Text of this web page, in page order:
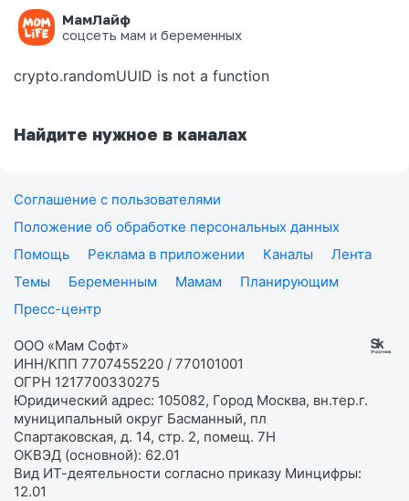
МамЛайф
соцсеть мам и беременных
Ошибка на странице
crypto.randomUUID is not a function
Найдите нужное в каналах
Соглашение с пользователями
Положение об обработке персональных данных
Помощь
Реклама в приложении Каналы
Лента
Темы
Беременным Мамам
Планирующим
Пресс-центр
ООО «Мам Софт»
ИНН/КПП 7707455220 / 770101001
ОГРН 1217700330275
Юридический адрес: 105082, Город Москва, вн.тер.г.
муниципальный округ Басманный, пл
Спартаковская, д. 14, стр. 2, помещ. 7Н
ОКВЭД (основной): 62.01
Вид ИТ-деятельности согласно приказу Минцифры:
12.01